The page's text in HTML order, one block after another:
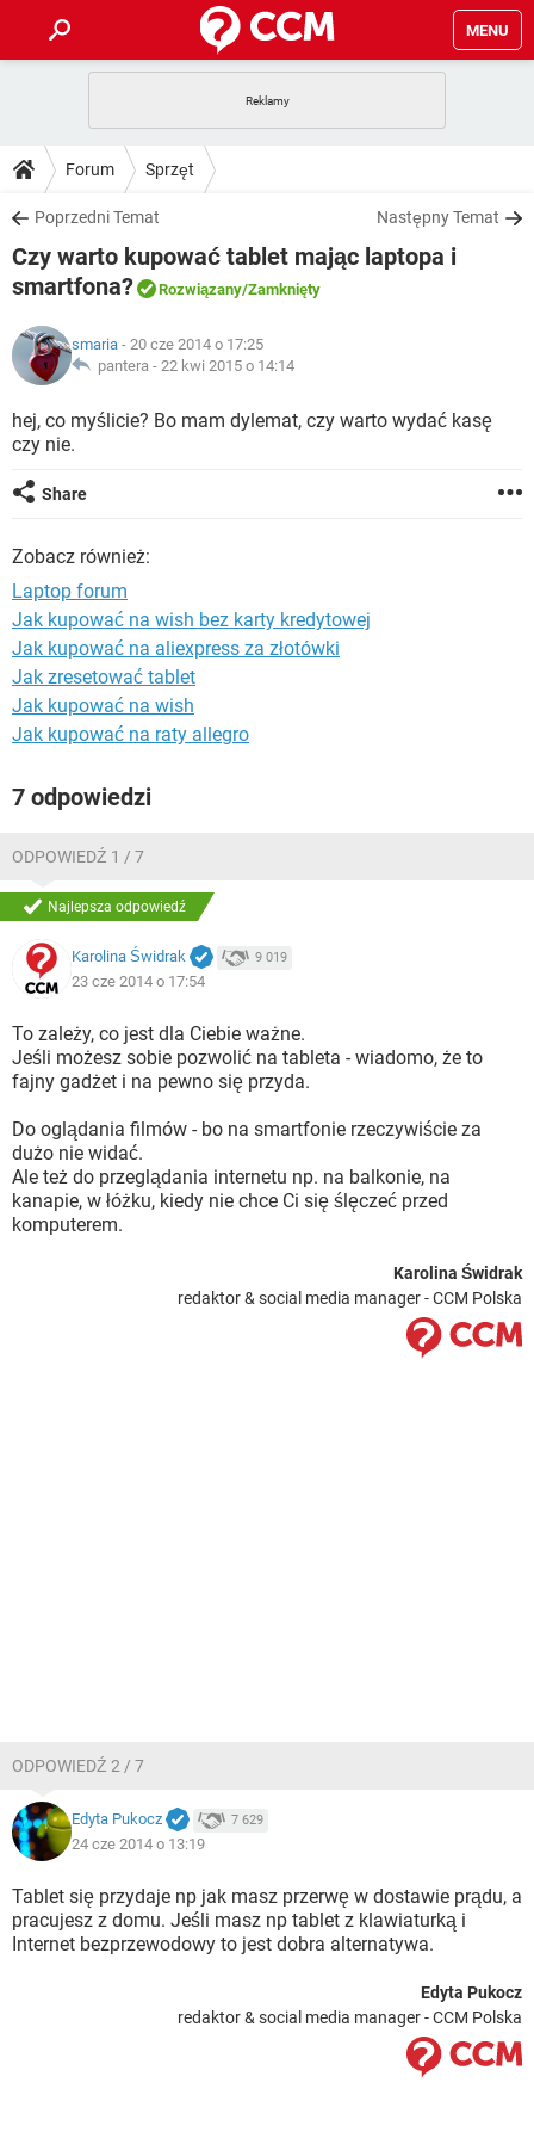
MENU
GRY
SPOTIFY
INSTAGRAM FACEBOOK
WINDOWS 10
PORADY
PlayStation
SPOTIFY
WINDOWS 10
DO POBRANIA
ANDROID TIKTOK
GRY WHATSAPP
IOS
INSTAGRAM
WINDOWS 10
FORUM
GRY WHATSAPP
INSTAGRAM
WINDOWS 10
ARTYKUŁY
COVID-19
GRY WHATSAPP
INSTAGRAM
Forum Sprzęt
Poprzedni Temat Następny Temat
Czy warto kupować tablet mając laptopa i
smartfona?
Rozwiązany/Zamknięty
smaria - 20 cze 2014 o 17:25
pantera - 22 kwi 2015 o 14:14
hej, co myślicie? Bo mam dylemat, czy warto wydać kasę
czy nie.
Share
Zobacz również:
Laptop forum
Jak kupować na wish bez karty kredytowej
Jak kupować na aliexpress za złotówki
Jak zresetować tablet
Jak kupować na wish
Jak kupować na raty allegro
7 odpowiedzi
ODPOWIEDŹ 1 / 7
Najlepsza odpowiedź
Karolina Świdrak 9 019
23 cze 2014 o 17:54
To zależy, co jest dla Ciebie ważne.
Jeśli możesz sobie pozwolić na tableta - wiadomo, że to
fajny gadżet i na pewno się przyda.
Do oglądania filmów - bo na smartfonie rzeczywiście za
dużo nie widać.
Ale też do przeglądania internetu np. na balkonie, na
kanapie, w łóżku, kiedy nie chce Ci się ślęczeć przed
komputerem.
Karolina Świdrak
redaktor & social media manager - CCM Polska
ODPOWIEDŹ 2 / 7
Edyta Pukocz 7 629
24 cze 2014 o 13:19
Tablet się przydaje np jak masz przerwę w dostawie prądu, a
pracujesz z domu. Jeśli masz np tablet z klawiaturką i
Internet bezprzewodowy to jest dobra alternatywa.
Edyta Pukocz
redaktor & social media manager - CCM Polska